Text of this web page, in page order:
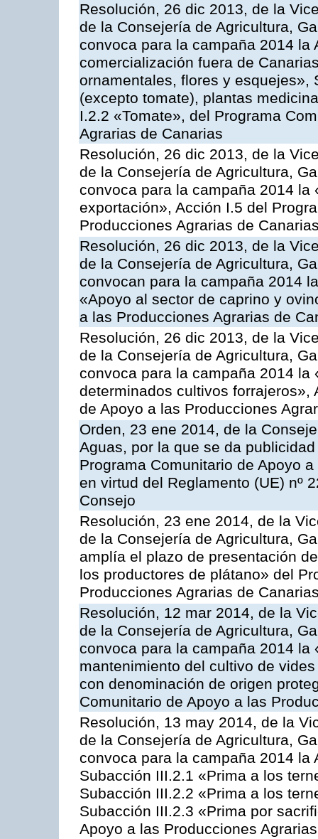
Resolución, 26 dic 2013, de la
de la Consejería de Agricultura,
convoca para la campaña 2014 la
comercialización fuera de
ornamentales, flores y esquejes»,
(excepto tomate), plantas
I.2.2 «Tomate», del Programa
Agrarias de Canarias
Resolución, 26 dic 2013, de la
de la Consejería de Agricultura,
convoca para la campaña 2014
exportación», Acción I.5 del
Producciones Agrarias de
Resolución, 26 dic 2013, de la
de la Consejería de Agricultura,
convocan para la campaña 2014
«Apoyo al sector de caprino y
a las Producciones Agrarias de
Resolución, 26 dic 2013, de la
de la Consejería de Agricultura,
convoca para la campaña 2014 la
determinados cultivos forrajeros»,
de Apoyo a las Producciones
Orden, 23 ene 2014, de la
Aguas, por la que se da
Programa Comunitario de Apoyo
en virtud del Reglamento (UE) nº
Consejo
Resolución, 23 ene 2014, de la
de la Consejería de Agricultura,
amplía el plazo de presentación
los productores de plátano» del
Producciones Agrarias de
Resolución, 12 mar 2014, de la
de la Consejería de Agricultura,
convoca para la campaña 2014 la
mantenimiento del cultivo de
con denominación de origen
Comunitario de Apoyo a las
Resolución, 13 may 2014, de la
de la Consejería de Agricultura,
convoca para la campaña 2014
Subacción III.2.1 «Prima a los
Subacción III.2.2 «Prima a los
Subacción III.2.3 «Prima por
Apoyo a las Producciones